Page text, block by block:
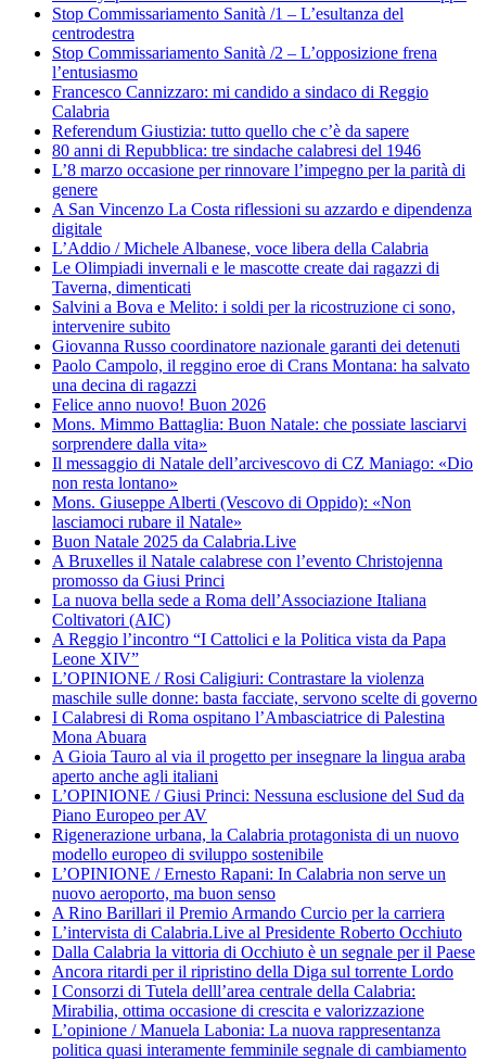
Stop Commissariamento Sanità /1 – L’esultanza del
centrodestra
Stop Commissariamento Sanità /2 – L’opposizione frena
l’entusiasmo
Francesco Cannizzaro: mi candido a sindaco di Reggio
Calabria
Referendum Giustizia: tutto quello che c’è da sapere
80 anni di Repubblica: tre sindache calabresi del 1946
L’8 marzo occasione per rinnovare l’impegno per la parità di
genere
A San Vincenzo La Costa riflessioni su azzardo e dipendenza
digitale
L’Addio / Michele Albanese, voce libera della Calabria
Le Olimpiadi invernali e le mascotte create dai ragazzi di
Taverna, dimenticati
Salvini a Bova e Melito: i soldi per la ricostruzione ci sono,
intervenire subito
Giovanna Russo coordinatore nazionale garanti dei detenuti
Paolo Campolo, il reggino eroe di Crans Montana: ha salvato
una decina di ragazzi
Felice anno nuovo! Buon 2026
Mons. Mimmo Battaglia: Buon Natale: che possiate lasciarvi
sorprendere dalla vita»
Il messaggio di Natale dell’arcivescovo di CZ Maniago: «Dio
non resta lontano»
Mons. Giuseppe Alberti (Vescovo di Oppido): «Non
lasciamoci rubare il Natale»
Buon Natale 2025 da Calabria.Live
A Bruxelles il Natale calabrese con l’evento Christojenna
promosso da Giusi Princi
La nuova bella sede a Roma dell’Associazione Italiana
Coltivatori (AIC)
A Reggio l’incontro “I Cattolici e la Politica vista da Papa
Leone XIV”
L’OPINIONE / Rosi Caligiuri: Contrastare la violenza
maschile sulle donne: basta facciate, servono scelte di governo
I Calabresi di Roma ospitano l’Ambasciatrice di Palestina
Mona Abuara
A Gioia Tauro al via il progetto per insegnare la lingua araba
aperto anche agli italiani
L’OPINIONE / Giusi Princi: Nessuna esclusione del Sud da
Piano Europeo per AV
Rigenerazione urbana, la Calabria protagonista di un nuovo
modello europeo di sviluppo sostenibile
L’OPINIONE / Ernesto Rapani: In Calabria non serve un
nuovo aeroporto, ma buon senso
A Rino Barillari il Premio Armando Curcio per la carriera
L’intervista di Calabria.Live al Presidente Roberto Occhiuto
Dalla Calabria la vittoria di Occhiuto è un segnale per il Paese
Ancora ritardi per il ripristino della Diga sul torrente Lordo
I Consorzi di Tutela delll’area centrale della Calabria:
Mirabilia, ottima occasione di crescita e valorizzazione
L’opinione / Manuela Labonia: La nuova rappresentanza
politica quasi interamente femminile segnale di cambiamento